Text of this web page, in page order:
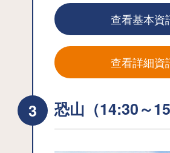
重要防禦基地。 明治
佈在水源池公園和海上
部隊周圍，保留了當時
整個地區開發為 「北
湊」。 從 JR 大湊車
觀此區域（4 月中旬至
週日和公眾假期。 其
查看基本資
查看詳細資
恐山（14:30～